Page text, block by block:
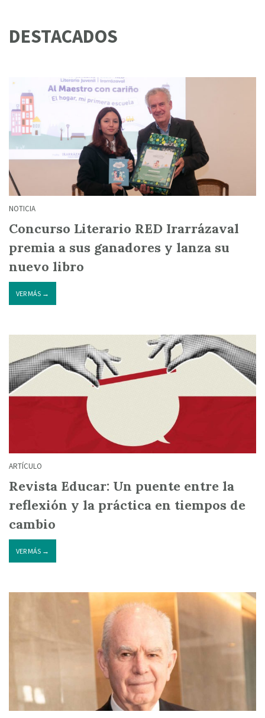
DESTACADOS
NOTICIA
Concurso Literario RED Irarrázaval
premia a sus ganadores y lanza su
nuevo libro
VER MÁS →
ARTÍCULO
Revista Educar: Un puente entre la
reflexión y la práctica en tiempos de
cambio
VER MÁS →